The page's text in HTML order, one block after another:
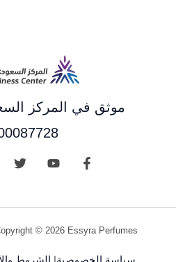
موثق في المركز
© 2026 Essyra Perfumes